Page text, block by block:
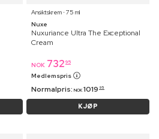
Ansiktskrem ⋅ 75 ml
Nuxe
Nuxuriance Ultra The Exceptional
Cream
NOK 732 95
Medlemspris
Normalpris: NOK 1019 95
KJØP